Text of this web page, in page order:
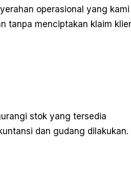
operasional yang kami
tanpa menciptakan klaim
stok yang tersedia
dan gudang dilakukan.